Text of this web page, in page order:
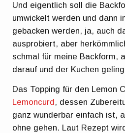
Und eigentlich soll die
umwickelt werden und dann
gebacken werden, ja, auch
ausprobiert, aber
schmal für meine Backform,
darauf und der Kuchen
Das Topping für den Lemon
Lemoncurd, dessen
ganz wunderbar einfach ist,
ohne gehen. Laut Rezept